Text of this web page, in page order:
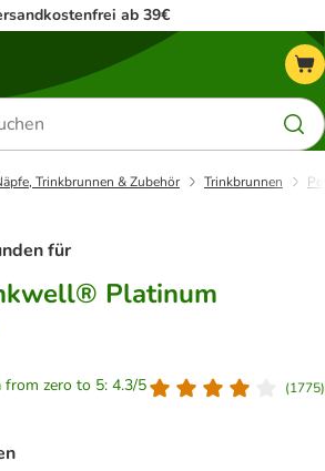
ab 39€
Trinkbrunnen & Zubehör Trinkbrunnen
für
Platinum
from zero to 5: 4.3/5 (1775)